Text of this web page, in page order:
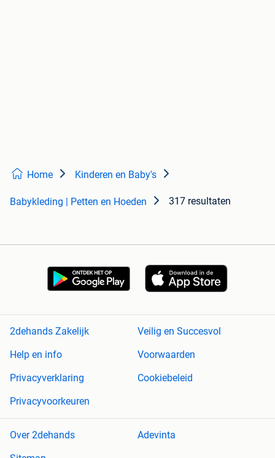
Home Kinderen en Baby's
Babykleding | Petten en Hoeden 317 resultaten
2dehands Zakelijk
Veilig en Succesvol
Help en info
Voorwaarden
Privacyverklaring
Cookiebeleid
Privacyvoorkeuren
Over 2dehands
Adevinta